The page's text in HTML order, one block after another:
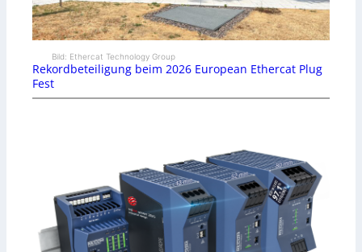
Bild: Ethercat Technology Group
Rekordbeteiligung beim 2026 European Ethercat Plug
Fest